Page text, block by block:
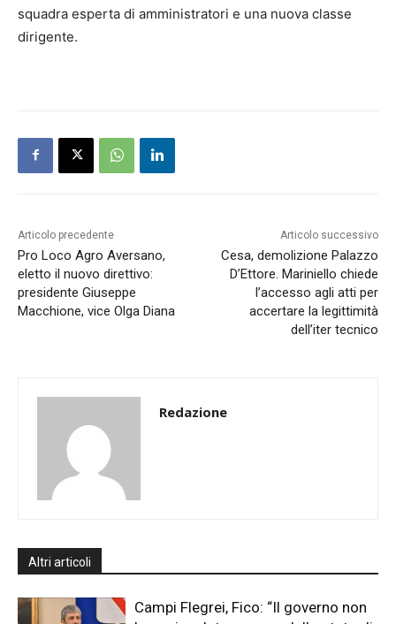
squadra esperta di amministratori e una nuova classe
dirigente.
Articolo precedente
Pro Loco Agro Aversano,
eletto il nuovo direttivo:
presidente Giuseppe
Macchione, vice Olga Diana
Articolo successivo
Cesa, demolizione Palazzo
D’Ettore. Mariniello chiede
l’accesso agli atti per
accertare la legittimità
dell’iter tecnico
Redazione
Altri articoli
Campi Flegrei, Fico: “Il governo non